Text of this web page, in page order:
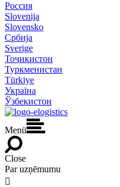
Россия
Slovenija
Slovensko
Србија
Sverige
Тоҷикистон
Туркменистан
Türkiye
Україна
Ўзбекистон
Menü
Close
Par uzņēmumu
